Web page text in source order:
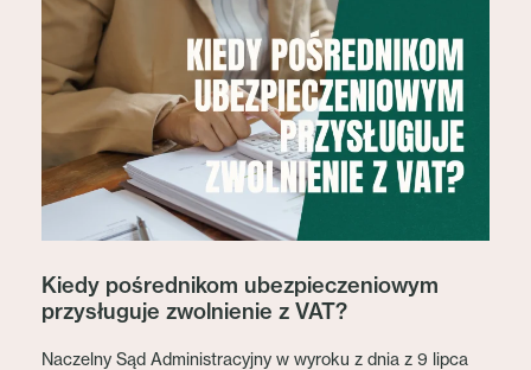
Kiedy pośrednikom ubezpieczeniowym
przysługuje zwolnienie z VAT?
Naczelny Sąd Administracyjny w wyroku z dnia z 9 lipca